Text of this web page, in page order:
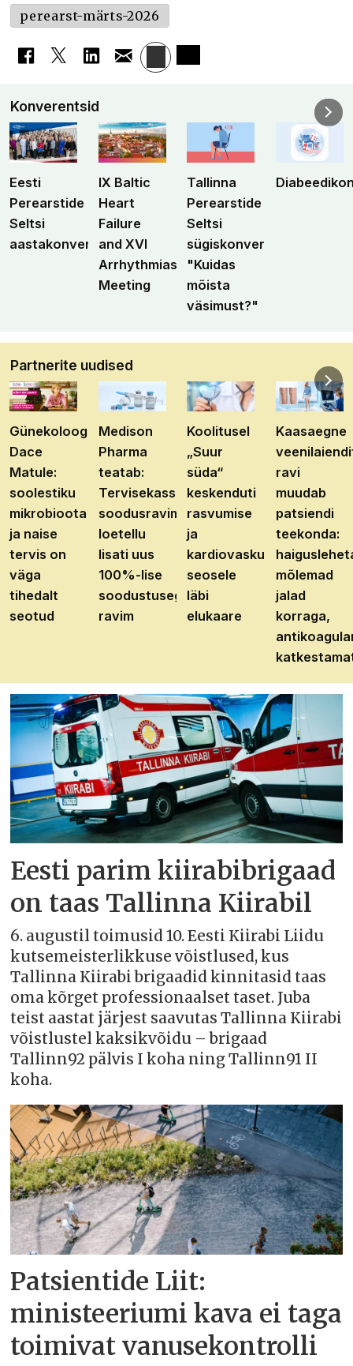
perearst-märts-2026
Konverentsid
Eesti
Perearstide
Seltsi
aastakonverents
IX Baltic
Heart
Failure
and XVI
Arrhythmias
Meeting
Tallinna
Perearstide
Seltsi
sügiskonverents
"Kuidas
mõista
väsimust?"
Partnerite uudised
Günekoloog
Dace
Matule:
soolestiku
mikrobioota
ja naise
tervis on
väga
tihedalt
seotud
Medison
Pharma
teatab:
Tervisekassa
soodusravimite
loetellu
lisati uus
100%-lise
soodustusega
ravim
Koolitusel
„Suur
süda“
keskenduti
rasvumise
ja
kardiovaskulaarhaiguste
seosele
läbi
elukaare
Kaasaegne
ravi
muudab
patsiendi
teekonda:
mõlemad
jalad
korraga,
Eesti parim kiirabibrigaad
on taas Tallinna Kiirabil
6. augustil toimusid 10. Eesti Kiirabi Liidu
kutsemeisterlikkuse võistlused, kus
Tallinna Kiirabi brigaadid kinnitasid taas
oma kõrget professionaalset taset. Juba
teist aastat järjest saavutas Tallinna Kiirabi
võistlustel kaksikvõidu – brigaad
Tallinn92 pälvis I koha ning Tallinn91 II
koha.
Patsientide Liit:
ministeeriumi kava ei taga
toimivat vanusekontrolli